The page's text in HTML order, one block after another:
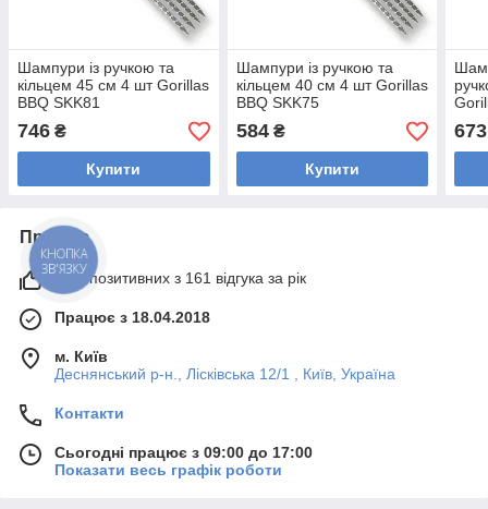
Шампури із ручкою та
кільцем 45 см 4 шт Gorillas
BBQ SKK81
746 ₴
Купити
Шампури із ручкою та
кільцем 40 см 4 шт Gorillas
BBQ SKK75
584₴
Купити
673
Про нас
95% позитивних з 161 відгука за рік
Працює з 18.04.2018
м. Київ
Деснянський р-н., Лісківська 12/1 , Київ, Україна
Контакти
Сьогодні працює з 09:00 до 17:00
Показати весь графік роботи
КНОПКА
ЗВ'ЯЗКУ